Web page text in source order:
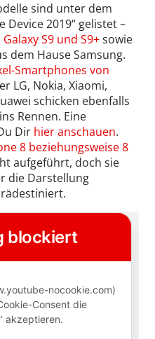
sind unter dem
Device 2019“ gelistet –
Galaxy S9 und S9+sowie
dem Hause Samsung.
Smartphones von
LG, Nokia, Xiaomi,
schicken ebenfalls
Rennen. Eine
Dir hier anschauen.
8 beziehungsweise 8
aufgeführt, doch sie
die Darstellung